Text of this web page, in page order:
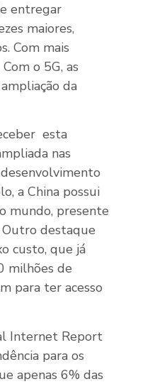
entregar
maiores,
Com mais
o 5G, as
da
esta
nas
a China possui
mundo, presente
Outro destaque
custo, que já
de
para ter acesso
Internet Report
para os
apenas 6% das